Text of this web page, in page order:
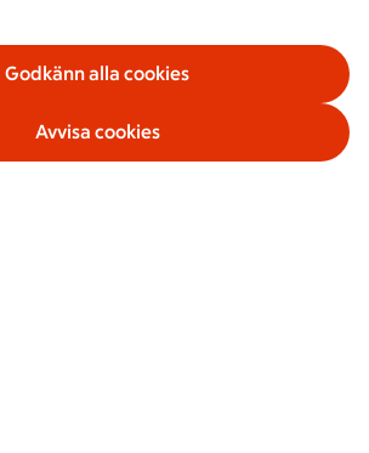
Godkänn alla cookies
Avvisa cookies